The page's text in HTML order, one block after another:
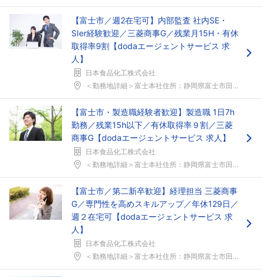
フォローしました
こちらの企業もフォローしませんか？
【富士市／週2在宅可】内部監査 社内SE・
SIer経験歓迎／三菱商事G／残業月15H・有休
取得率9割【dodaエージェントサービス 求
人】
日本食品化工株式会社
＜勤務地詳細＞富士本社住所：静岡県富士市田島30 ...
【富士市・製造職経験者歓迎】製造職 1日7h
勤務／残業15h以下／有休取得率９割／三菱
商事G【dodaエージェントサービス 求人】
日本食品化工株式会社
＜勤務地詳細＞富士本社住所：静岡県富士市田島30 ...
【富士市／第二新卒歓迎】経理担当 三菱商事
G／専門性を高めスキルアップ／年休129日／
週２在宅可【dodaエージェントサービス 求
人】
日本食品化工株式会社
＜勤務地詳細＞富士本社住所：静岡県富士市田島30 ...